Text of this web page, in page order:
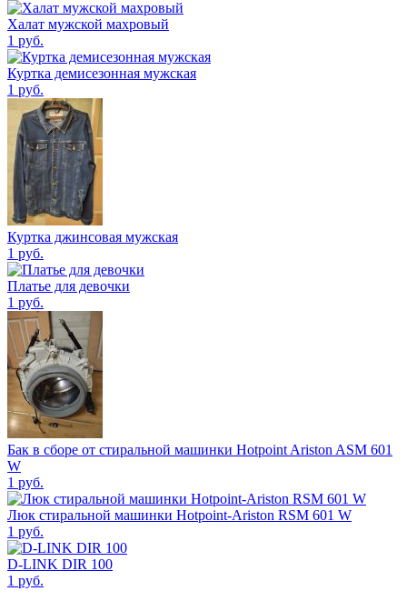
Халат мужской махровый
1 руб.
Куртка демисезонная мужская
1 руб.
Куртка джинсовая мужская
1 руб.
Платье для девочки
1 руб.
Бак в сборе от стиральной машинки Hotpoint Ariston ASM 601
W
1 руб.
Люк стиральной машинки Hotpoint-Ariston RSM 601 W
1 руб.
D-LINK DIR 100
1 руб.